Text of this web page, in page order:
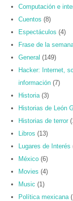
Computación e
Cuentos (8)
Espectáculos (4)
Frase de la
General (149)
Hacker: Internet,
información (7)
Historia (3)
Historias de León
Historias de terror
Libros (13)
Lugares de Interés
México (6)
Movies (4)
Music (1)
Política mexicana